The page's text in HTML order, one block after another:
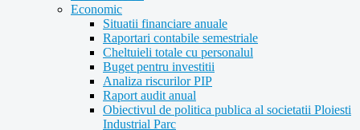
Economic
Situatii financiare anuale
Raportari contabile semestriale
Cheltuieli totale cu personalul
Buget pentru investitii
Analiza riscurilor PIP
Raport audit anual
Obiectivul de politica publica al societatii Ploiesti
Industrial Parc